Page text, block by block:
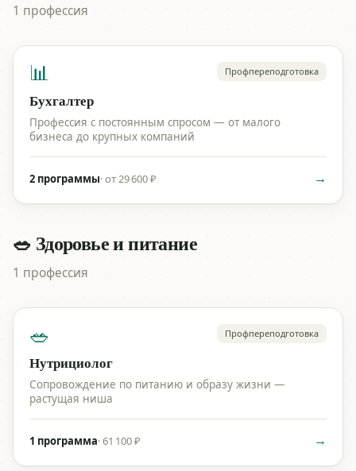
1 профессия
📊 Профпереподготовка
Бухгалтер
Профессия с постоянным спросом — от малого
бизнеса до крупных компаний
2 программы·от 29 600 ₽ →
🥗 Здоровье и питание
1 профессия
🥗 Профпереподготовка
Нутрициолог
Сопровождение по питанию и образу жизни —
растущая ниша
1 программа·61 100 ₽ →